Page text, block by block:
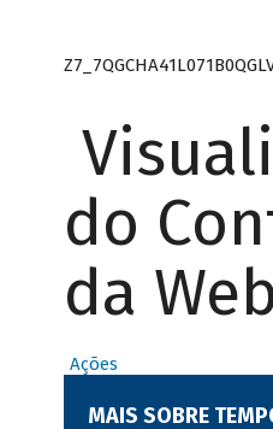
do
da
Ações
MAIS SOBRE